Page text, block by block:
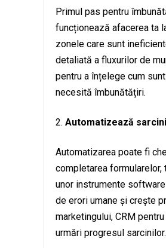
Primul pas pentru
funcționează afacerea ta
zonele care sunt
detaliată a fluxurilor de
pentru a înțelege cum
necesită îmbunătățiri.
Automatizează
Automatizarea poate fi
completarea
unor instrumente
de erori umane și crește
marketingului, CRM
urmări progresul sarcinilor.